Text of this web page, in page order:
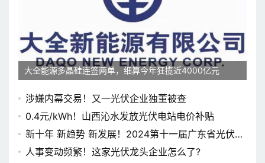
大全能源多晶硅连签两单，细算今年狂揽近4000亿元
涉嫌内幕交易！又一光伏企业独董被查
0.4元/kWh！山西沁水发放光伏电站电价补贴
新十年 新趋势 新发展！2024第十一届广东省光伏论
坛即将开幕
人事变动频繁！这家光伏龙头企业怎么了?